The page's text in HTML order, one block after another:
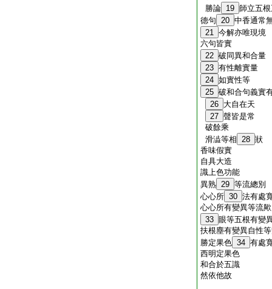
勝論 19 師立五
德句 20 中香通常
21 今解亦唯現境
六句皆實
22 破同異和合量
23 有性離實量
24 如實性等
25 破和合句義實
26 大自在天
27 聲皆是常
破餘乘
滑澁等相 28 狀
香味假實
自具大造
識上色功能
異熟 29 等流總別
心心所 30 法有處
心心所有變異等流歟
33 眼等五根有變
扶根塵有變異自性
勝定果色 34 有處
西明定果色
和合於五識
然依他故